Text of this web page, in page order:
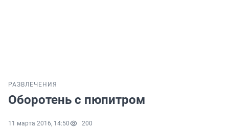
РАЗВЛЕЧЕНИЯ
Оборотень с пюпитром
11 марта 2016, 14:50 200